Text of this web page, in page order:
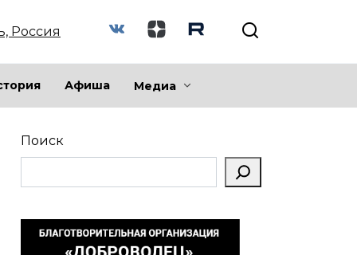
Россия
Афиша Медиа
Поиск